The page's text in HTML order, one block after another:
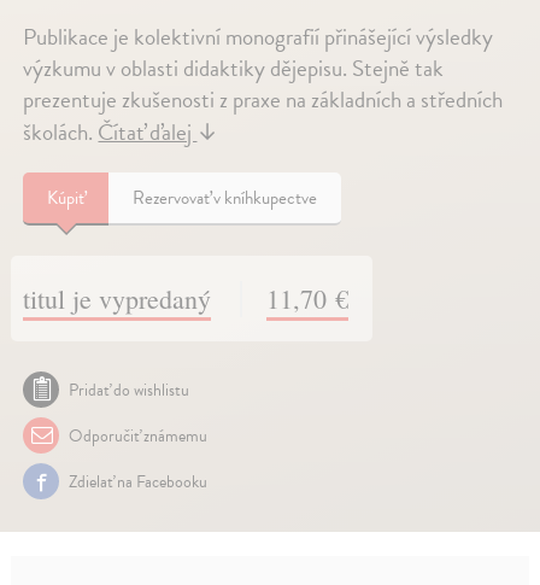
Publikace je kolektivní monografií přinášející výsledky
výzkumu v oblasti didaktiky dějepisu. Stejně tak
prezentuje zkušenosti z praxe na základních a středních
školách. Čítať ďalej ↓
Kúpiť Rezervovať v kníhkupectve
titul je vypredaný 11,70 €
Pridať do wishlistu
Odporučiť známemu
Zdielať na Facebooku